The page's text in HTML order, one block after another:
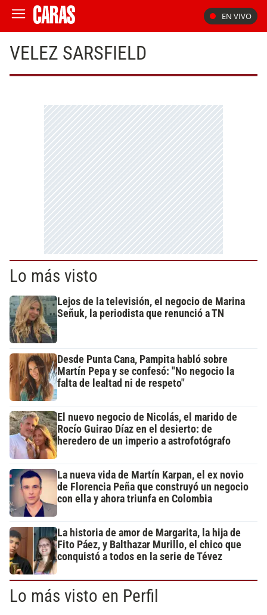
EN VIVO
VELEZ SARSFIELD
Lo más visto
Lejos de la televisión, el negocio de Marina
Señuk, la periodista que renunció a TN
Desde Punta Cana, Pampita habló sobre
Martín Pepa y se confesó: "No negocio la
falta de lealtad ni de respeto"
El nuevo negocio de Nicolás, el marido de
Rocío Guirao Díaz en el desierto: de
heredero de un imperio a astrofotógrafo
La nueva vida de Martín Karpan, el ex novio
de Florencia Peña que construyó un negocio
con ella y ahora triunfa en Colombia
La historia de amor de Margarita, la hija de
Fito Páez, y Balthazar Murillo, el chico que
conquistó a todos en la serie de Tévez
Lo más visto en Perfil